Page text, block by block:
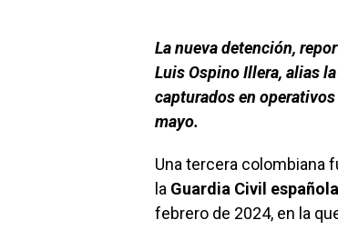
La nueva detención,
Luis Ospino Illera, alias
capturados en
mayo.
Una tercera colombiana
la Guardia Civil
febrero de 2024, en la